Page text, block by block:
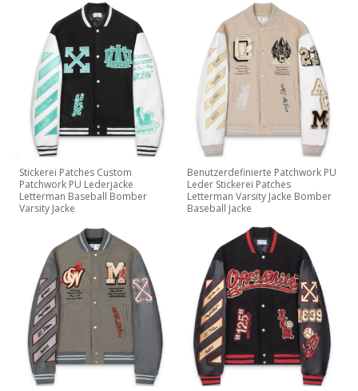
Stickerei Patches Custom
Patchwork PU Lederjacke
Letterman Baseball Bomber
Varsity Jacke
Benutzerdefinierte Patchwork PU
Leder Stickerei Patches
Letterman Varsity Jacke Bomber
Baseball Jacke